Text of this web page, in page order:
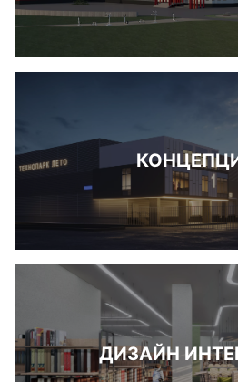
ДИЗАЙН